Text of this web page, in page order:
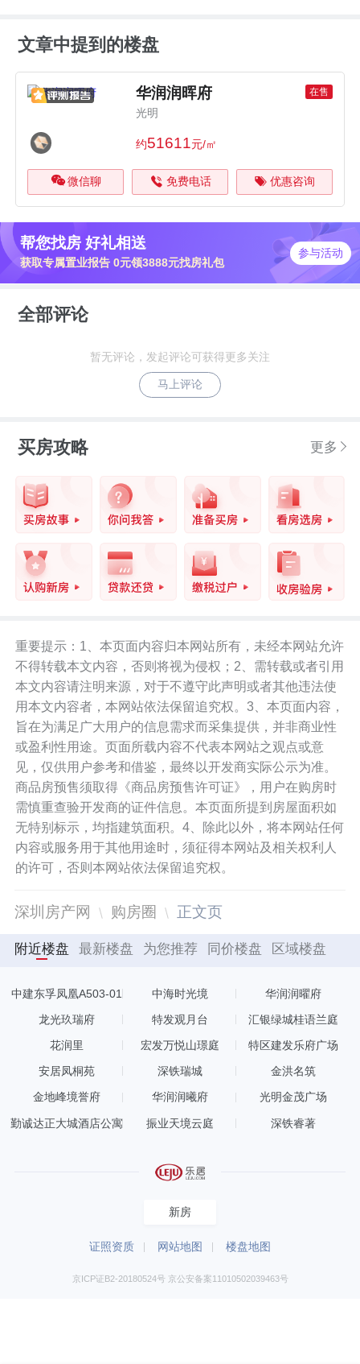
项目布局采用“点式布局，景观共享”的规
划理念，为每一户带来高品质的观景体
验。
极具东方礼序和尊贵感的府门为品质生活
繁华与静谧的转场。
入门即景，流水相迎。树荫环绕的余荫水
廊结合传统廊架格局和现代精工，营造出
变得柔软而温暖，展现谦谦如玉的温润与
优雅。
背景墙面营造兼具质感和温度的大堂空
间。
电梯轿厢采用古铜色不锈钢，背景墙延续
大堂设计风格，尽显雅致美观。
采用星空顶地库、泛大堂设计及高品质环
氧地坪、精致墙绘及标识系统等，打造高
品质行车体验，彰显归家仪式感。
一方绿意天地
空间格局，嵌入华润置地“润”系独有产品IP
及高品质基因，现代演绎岭南园林雅居生
活。
以开放连续的自然景观赋予生活多样环
庭院设计融入岭南文化独特魅力，布置舒
适家具，使整个空间可赏可憩，求实兼
文章中提到的楼盘
华润润晖府 在售
光明
约51611元/㎡
微信聊 免费电话 优惠咨询
帮您找房 好礼相送
获取专属置业报告 0元领3888元找房礼包
参与活动
全部评论
暂无评论，发起评论可获得更多关注
马上评论
买房攻略 更多
重要提示：1、本页面内容归本网站所有，未经本网站允许
不得转载本文内容，否则将视为侵权；2、需转载或者引用
本文内容请注明来源，对于不遵守此声明或者其他违法使
用本文内容者，本网站依法保留追究权。3、本页面内容，
旨在为满足广大用户的信息需求而采集提供，并非商业性
或盈利性用途。页面所载内容不代表本网站之观点或意
见，仅供用户参考和借鉴，最终以开发商实际公示为准。
商品房预售须取得《商品房预售许可证》，用户在购房时
需慎重查验开发商的证件信息。本页面所提到房屋面积如
无特别标示，均指建筑面积。4、除此以外，将本网站任何
内容或服务用于其他用途时，须征得本网站及相关权利人
的许可，否则本网站依法保留追究权。
深圳房产网 购房圈 正文页
附近楼盘 最新楼盘 为您推荐 同价楼盘 区域楼盘
中建东孚凤凰A503-01
中海时光境 华润润曜府
龙光玖瑞府 特发观月台 汇银绿城桂语兰庭
花润里 宏发万悦山璟庭 特区建发乐府广场
安居凤桐苑 深铁瑞城 金洪名筑
金地峰境誉府 华润润曦府 光明金茂广场
勤诚达正大城酒店公寓 振业天境云庭 深铁睿著
新房
证照资质 网站地图 楼盘地图
京ICP证B2-20180524号 京公安备案11010502039463号